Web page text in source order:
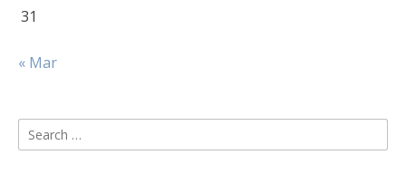
31
« Mar
Search
for: